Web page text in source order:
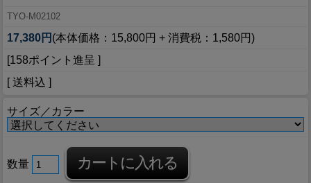
TYO-M02102
17,380円 (本体価格：15,800円 + 消費税：1,580円)
[158ポイント進呈 ]
[ 送料込 ]
サイズ／カラー
数量